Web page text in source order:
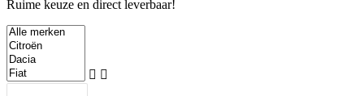
Ruime keuze en direct leverbaar!